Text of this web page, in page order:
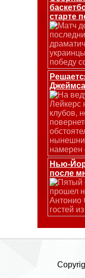
старте
Матч
победу
Джеймса
На
Лейкерс
клубов,
намерен
Нью-
после
Пятый
прошел
Антонио
гостей